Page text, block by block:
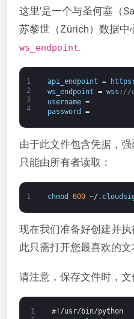
这里’是一个与圣何塞（
苏黎世（Zürich）数据中
ws_endpoint
1
2
3
4
api_endpoint = https :
ws_endpoint = wss : //
username =
password
=
由于此文件包含凭据，
只能由所有者读取：
1 chmod 600 ~/ .
现在我们准备好创建并
此只需打开您最喜欢的
请注意，保存文件时，
1
#!/usr/bin/python